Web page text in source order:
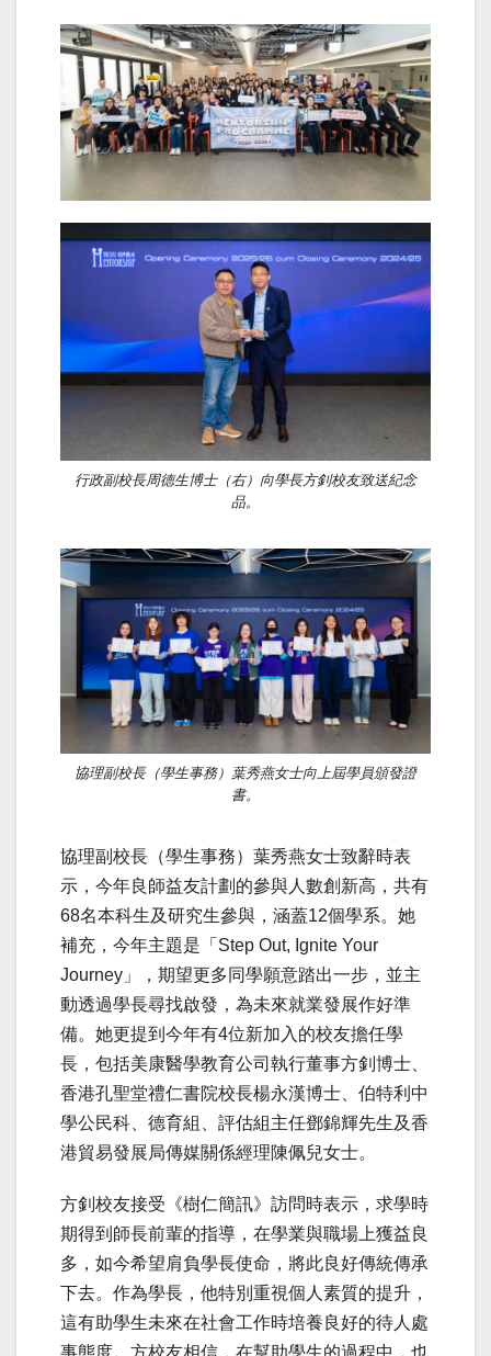
行政副校長周德生博士（右）向學長方釗校友致送紀念
品。
協理副校長（學生事務）葉秀燕女士向上屆學員頒發證
書。
協理副校長（學生事務）葉秀燕女士致辭時表
示，今年良師益友計劃的參與人數創新高，共有
68名本科生及研究生參與，涵蓋12個學系。她
補充，今年主題是「Step Out, Ignite Your
Journey」，期望更多同學願意踏出一步，並主
動透過學長尋找啟發，為未來就業發展作好準
備。她更提到今年有4位新加入的校友擔任學
長，包括美康醫學教育公司執行董事方釗博士、
香港孔聖堂禮仁書院校長楊永漢博士、伯特利中
學公民科、德育組、評估組主任鄧錦輝先生及香
港貿易發展局傳媒關係經理陳佩兒女士。
方釗校友接受《樹仁簡訊》訪問時表示，求學時
期得到師長前輩的指導，在學業與職場上獲益良
多，如今希望肩負學長使命，將此良好傳統傳承
下去。作為學長，他特別重視個人素質的提升，
這有助學生未來在社會工作時培養良好的待人處